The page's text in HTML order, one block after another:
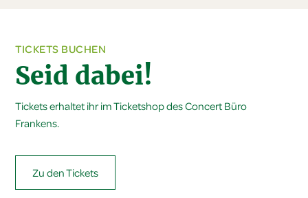
TICKETS BUCHEN
Seid dabei!
Tickets erhaltet ihr im Ticketshop des Concert Büro
Frankens.
Zu den Tickets